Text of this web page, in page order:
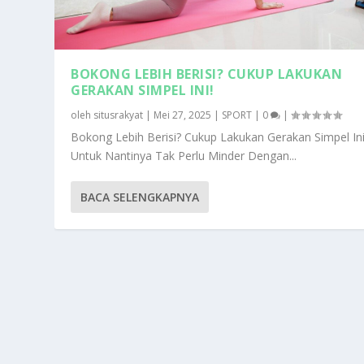
BOKONG LEBIH BERISI? CUKUP LAKUKAN
GERAKAN SIMPEL INI!
oleh situsrakyat | Mei 27, 2025 | SPORT | 0 |
Bokong Lebih Berisi? Cukup Lakukan Gerakan Simpel
Untuk Nantinya Tak Perlu Minder Dengan...
BACA SELENGKAPNYA